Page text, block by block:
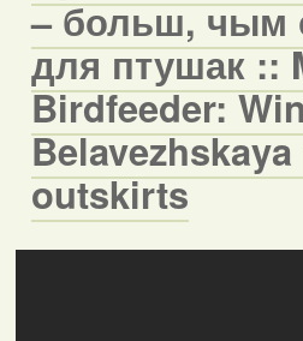
– больш, чым
для птушак ::
Birdfeeder:
outskirts